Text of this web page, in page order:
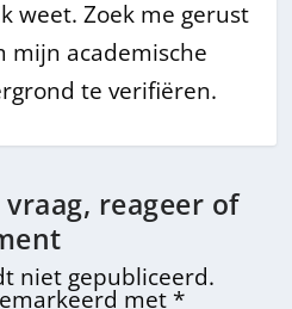
weet. Zoek me gerust
mijn academische
te verifiëren.
reageer of
niet gepubliceerd.
met *